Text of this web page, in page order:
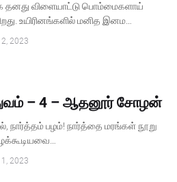
விளையாட்டு பொம்மைகளாய்
உயிரினங்களில் மனித இனம…
2023
– 4 – ஆதனூர் சோழன்
நார்த்தம் பழம்! நார்த்தை மரங்கள் நூறு
2023